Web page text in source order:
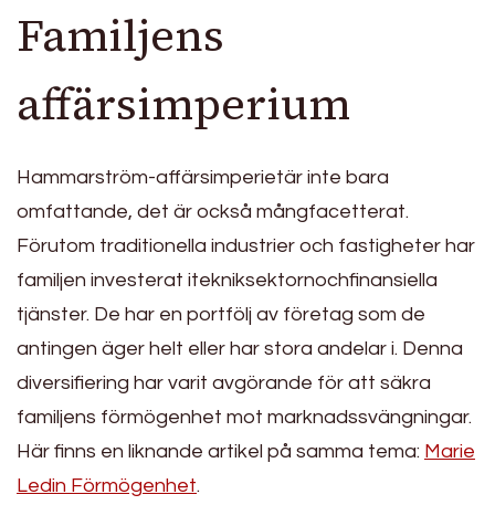
Familjens
affärsimperium
Hammarström-affärsimperietär inte bara
omfattande, det är också mångfacetterat.
Förutom traditionella industrier och fastigheter har
familjen investerat itekniksektornochfinansiella
tjänster. De har en portfölj av företag som de
antingen äger helt eller har stora andelar i. Denna
diversifiering har varit avgörande för att säkra
familjens förmögenhet mot marknadssvängningar.
Här finns en liknande artikel på samma tema: Marie
Ledin Förmögenhet.